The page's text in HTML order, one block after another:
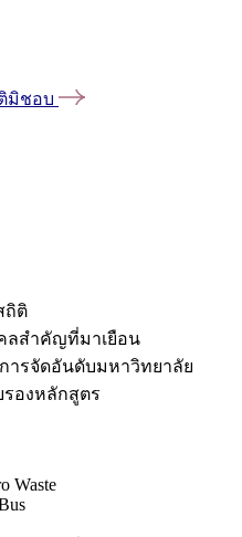
มิชอบ
ถิติ
ลสำคัญที่มาเยือน
การจัดอันดับมหาวิทยาลัย
รองหลักสูตร
Waste